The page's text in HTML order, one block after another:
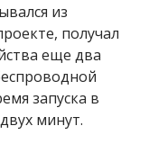
из
получал
еще два
запуска в
минут.